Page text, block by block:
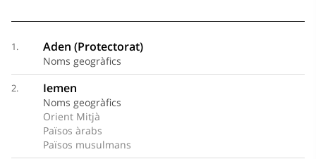
1. Aden (Protectorat)
Noms geogràfics
2. Iemen
Noms geogràfics
Orient Mitjà
Països àrabs
Països musulmans